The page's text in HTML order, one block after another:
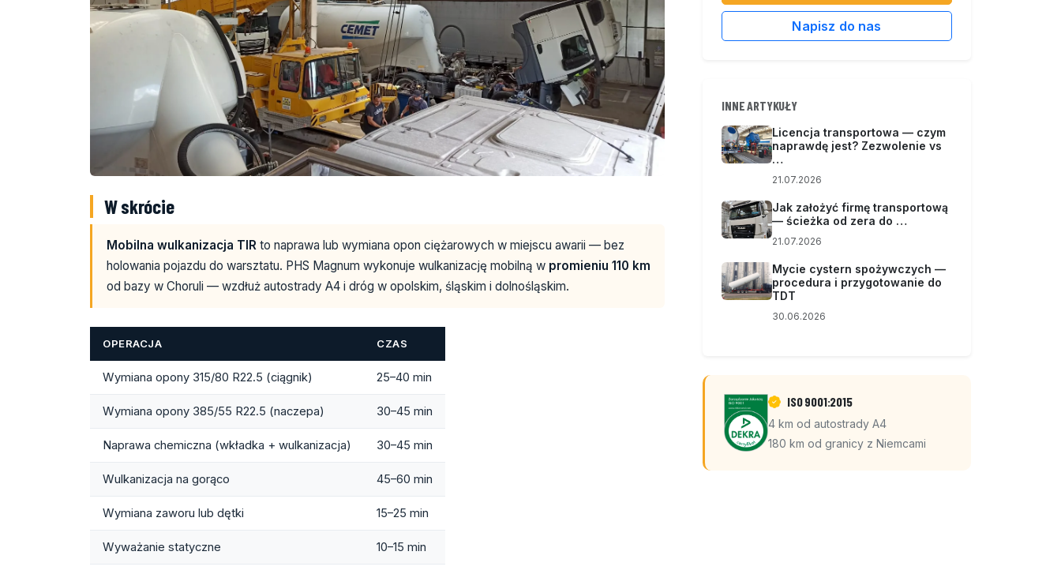
W skrócie
Mobilna wulkanizacja TIRto naprawa lub wymiana opon ciężarowych w miejscu awarii — bez
holowania pojazdu do warsztatu. PHS Magnum wykonuje wulkanizację mobilną w promieniu 110 km
od bazy w Choruli — wzdłuż autostrady A4 i dróg w opolskim, śląskim i dolnośląskim.
OPERACJA CZAS
Wymiana opony 315/80 R22.5 (ciągnik) 25–40 min
Wymiana opony 385/55 R22.5 (naczepa) 30–45 min
Naprawa chemiczna (wkładka + wulkanizacja) 30–45 min
Wulkanizacja na gorąco 45–60 min
Wymiana zaworu lub dętki 15–25 min
Wyważanie statyczne 10–15 min
Napisz do nas
INNE ARTYKUŁY
Licencja transportowa — czym
naprawdę jest? Zezwolenie vs
…
21.07.2026
Jak założyć firmę transportową
— ścieżka od zera do …
21.07.2026
Mycie cystern spożywczych —
procedura i przygotowanie do
TDT
30.06.2026
ISO 9001:2015
4 km od autostrady A4
180 km od granicy z Niemcami